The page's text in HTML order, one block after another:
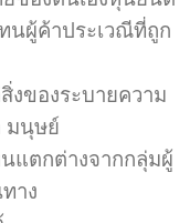
นผู้ค้าประเวณีที่ถูก
งของระบายความ
มนุษย์
แตกต่างจากกลุ่มผู้
าง